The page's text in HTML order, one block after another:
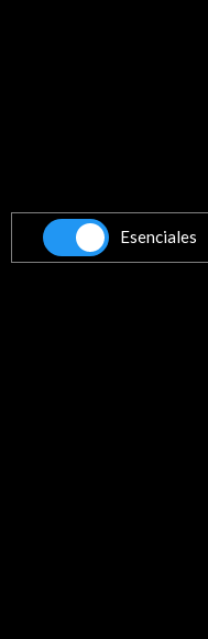
Esenciales